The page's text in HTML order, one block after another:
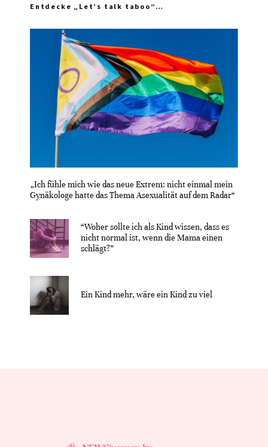
Entdecke „Let’s talk taboo“…
„Ich fühle mich wie das neue Extrem: nicht einmal mein
Gynäkologe hatte das Thema Asexualität auf dem Radar“
“Woher sollte ich als Kind wissen, dass es
nicht normal ist, wenn die Mama einen
schlägt?”
Ein Kind mehr, wäre ein Kind zu viel